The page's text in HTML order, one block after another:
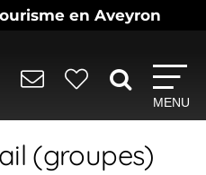
en Aveyron
MENU
(groupes)